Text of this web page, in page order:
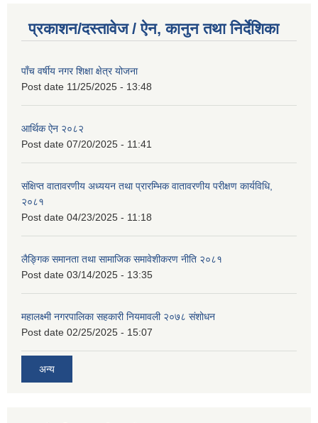
प्रकाशन/दस्तावेज / ऐन, कानुन तथा निर्देशिका
पाँच वर्षीय नगर शिक्षा क्षेत्र योजना
Post date 11/25/2025 - 13:48
आर्थिक ऐन २०८२
Post date 07/20/2025 - 11:41
संक्षिप्त वातावरणीय अध्ययन तथा प्रारम्भिक वातावरणीय परीक्षण कार्यविधि,
२०८१
Post date 04/23/2025 - 11:18
लैङ्गिक समानता तथा सामाजिक समावेशीकरण नीति २०८१
Post date 03/14/2025 - 13:35
महालक्ष्मी नगरपालिका सहकारी नियमावली २०७८ संशोधन
Post date 02/25/2025 - 15:07
अन्य